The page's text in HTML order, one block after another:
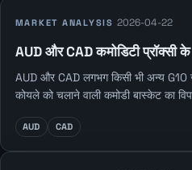
MARKET ANALYSIS 2026-04-22
AUD और CAD कमोडिटी प्रॉक्सी
AUD और CAD लगभग किसी भी अन्य G10
कोयले को चलाने वाली कमोडी बास्केट का
AUD CAD